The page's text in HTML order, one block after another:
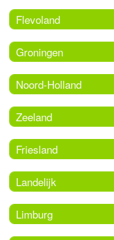
Flevoland
Groningen
Noord-Holland
Zeeland
Friesland
Landelijk
Limburg